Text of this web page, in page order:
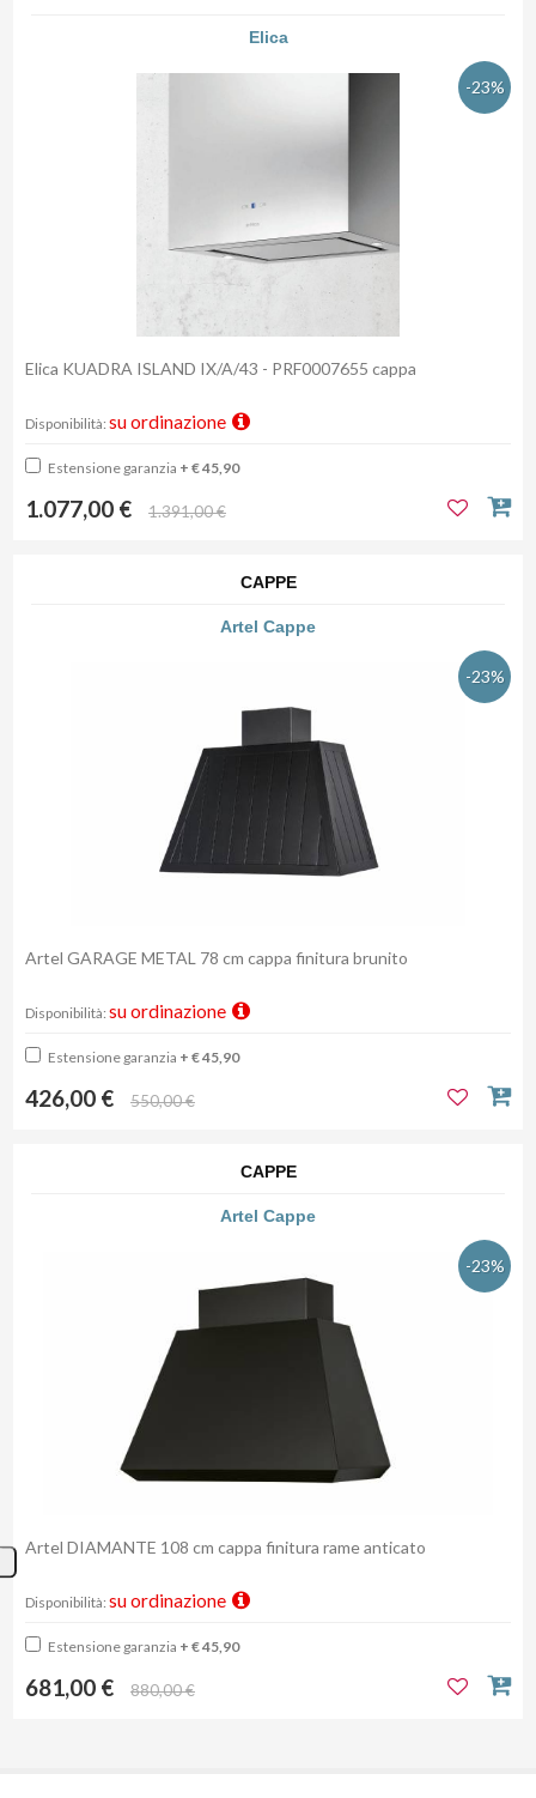
Elica
-23%
Elica KUADRA ISLAND IX/A/43 - PRF0007655 cappa
Disponibilità: su ordinazione
Estensione garanzia + € 45,90
1.077,00 € 1.391,00 €
CAPPE
Artel Cappe
-23%
Artel GARAGE METAL 78 cm cappa finitura brunito
Disponibilità: su ordinazione
Estensione garanzia + € 45,90
426,00 € 550,00 €
CAPPE
Artel Cappe
-23%
Artel DIAMANTE 108 cm cappa finitura rame anticato
Disponibilità: su ordinazione
Estensione garanzia + € 45,90
681,00 € 880,00 €